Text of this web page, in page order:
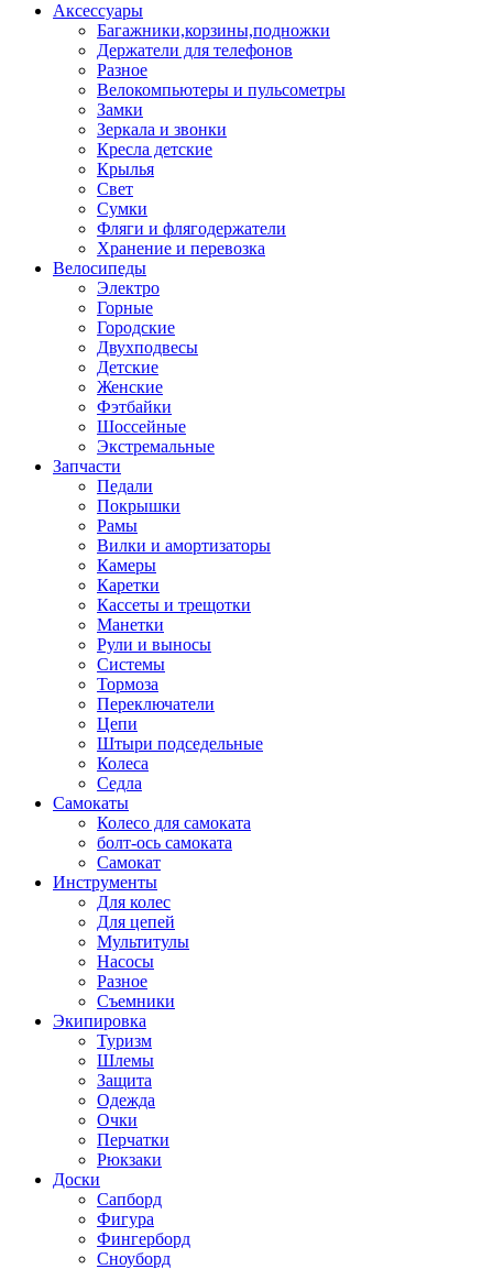
Аксессуары
Багажники,корзины,подножки
Держатели для телефонов
Разное
Велокомпьютеры и пульсометры
Замки
Зеркала и звонки
Кресла детские
Крылья
Свет
Сумки
Фляги и флягодержатели
Хранение и перевозка
Велосипеды
Электро
Горные
Городские
Двухподвесы
Детские
Женские
Фэтбайки
Шоссейные
Экстремальные
Запчасти
Педали
Покрышки
Рамы
Вилки и амортизаторы
Камеры
Каретки
Кассеты и трещотки
Манетки
Рули и выносы
Системы
Тормоза
Переключатели
Цепи
Штыри подседельные
Колеса
Седла
Самокаты
Колесо для самоката
болт-ось самоката
Самокат
Инструменты
Для колес
Для цепей
Мультитулы
Насосы
Разное
Съемники
Экипировка
Туризм
Шлемы
Защита
Одежда
Очки
Перчатки
Рюкзаки
Доски
Сапборд
Фигура
Фингерборд
Сноуборд